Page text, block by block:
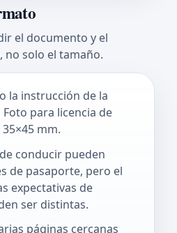
el documento y el
no solo el tamaño.
la instrucción de la
para licencia de
mm.
conducir pueden
de pasaporte, pero el
expectativas de
ser distintas.
páginas cercanas